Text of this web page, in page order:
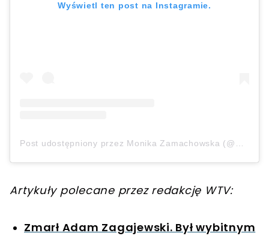
Wyświetl ten post na Instagramie.
Artykuły polecane przez redakcję WTV:
Zmarł Adam Zagajewski. Był wybitnym